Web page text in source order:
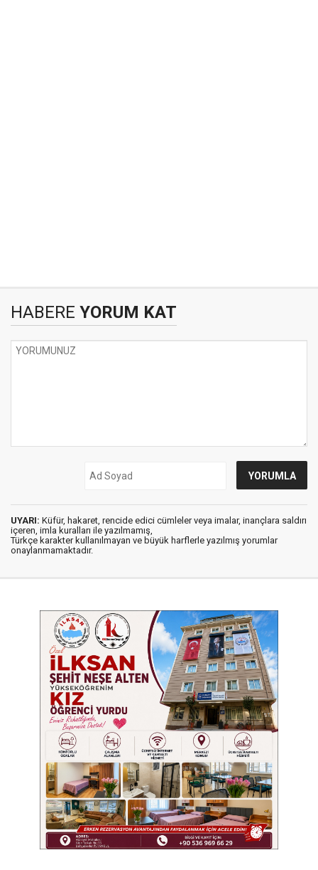
HABERE YORUM KAT
UYARI: Küfür, hakaret, rencide edici cümleler veya imalar, inançlara saldırı
içeren, imla kuralları ile yazılmamış,
Türkçe karakter kullanılmayan ve büyük harflerle yazılmış yorumlar
onaylanmamaktadır.